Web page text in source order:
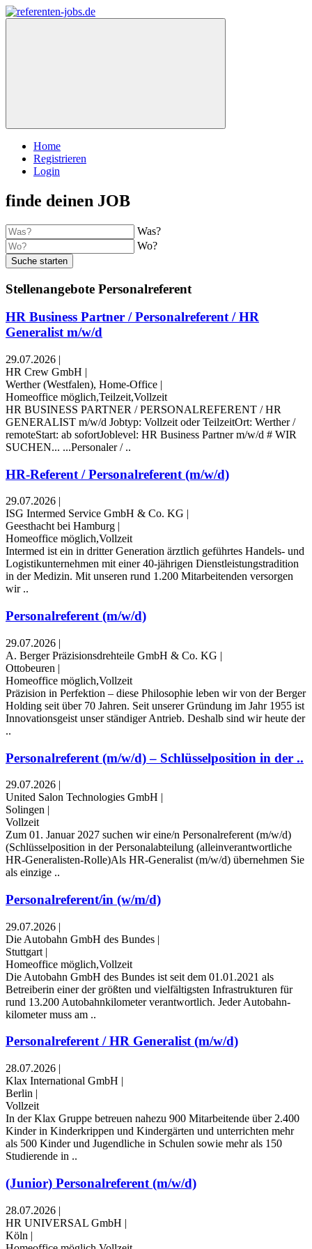
Home
Registrieren
Login
finde deinen JOB
Was?
Wo?
Suche starten
Stellenangebote Personalreferent
HR Business Partner / Personalreferent / HR
Generalist m/w/d
29.07.2026 |
HR Crew GmbH |
Werther (Westfalen), Home-Office |
Homeoffice möglich,Teilzeit,Vollzeit
HR BUSINESS PARTNER / PERSONALREFERENT / HR
GENERALIST m/w/d Jobtyp: Vollzeit oder TeilzeitOrt: Werther /
remoteStart: ab sofortJoblevel: HR Business Partner m/w/d # WIR
SUCHEN... ...Personaler / ..
HR-Referent / Personalreferent (m/w/d)
29.07.2026 |
ISG Intermed Service GmbH & Co. KG |
Geesthacht bei Hamburg |
Homeoffice möglich,Vollzeit
Intermed ist ein in dritter Generation ärztlich geführtes Handels- und
Logistikunternehmen mit einer 40-jährigen Dienstleistungstradition
in der Medizin. Mit unseren rund 1.200 Mitarbeitenden versorgen
wir ..
Personalreferent (m/w/d)
29.07.2026 |
A. Berger Präzisionsdrehteile GmbH & Co. KG |
Ottobeuren |
Homeoffice möglich,Vollzeit
Präzision in Perfektion – diese Philosophie leben wir von der Berger
Holding seit über 70 Jahren. Seit unserer Gründung im Jahr 1955 ist
Innovationsgeist unser ständiger Antrieb. Deshalb sind wir heute der
..
Personalreferent (m/w/d) – Schlüsselposition in der ..
29.07.2026 |
United Salon Technologies GmbH |
Solingen |
Vollzeit
Zum 01. Januar 2027 suchen wir eine/n Personalreferent (m/w/d)
(Schlüsselposition in der Personalabteilung (alleinverantwortliche
HR-Generalisten-Rolle)Als HR-Generalist (m/w/d) übernehmen Sie
als einzige ..
Personalreferent/in (w/m/d)
29.07.2026 |
Die Autobahn GmbH des Bundes |
Stuttgart |
Homeoffice möglich,Vollzeit
Die Autobahn GmbH des Bundes ist seit dem 01.01.2021 als
Betreiberin einer der größten und vielfältigsten Infrastrukturen für
rund 13.200 Autobahn­kilometer verantwortlich. Jeder Autobahn­
kilometer muss am ..
Personalreferent / HR Generalist (m/w/d)
28.07.2026 |
Klax International GmbH |
Berlin |
Vollzeit
In der Klax Gruppe betreuen nahezu 900 Mitarbeitende über 2.400
Kinder in Kinderkrippen und Kindergärten und unterrichten mehr
als 500 Kinder und Jugendliche in Schulen sowie mehr als 150
Studierende in ..
(Junior) Personalreferent (m/w/d)
28.07.2026 |
HR UNIVERSAL GmbH |
Köln |